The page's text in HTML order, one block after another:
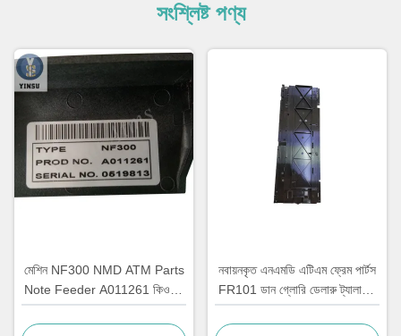
সংশ্লিষ্ট পণ্য
মেশিন NF300 NMD ATM Parts
Note Feeder A011261 কিওস্ক
গেমিং মেশিনের জন্য
নবায়নকৃত এনএমডি এটিএম ফ্রেম পার্টস
FR101 ডান গ্লোরি ডেলারু ট্যালারিস
A006322